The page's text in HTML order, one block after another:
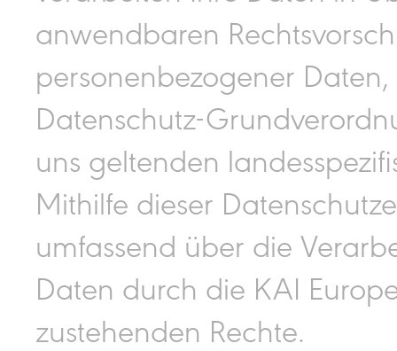
anwendbaren
personenbezogener
Datenschutz-
uns geltenden
Mithilfe dieser
umfassend über die
Daten durch die KAI
zustehenden Rechte.